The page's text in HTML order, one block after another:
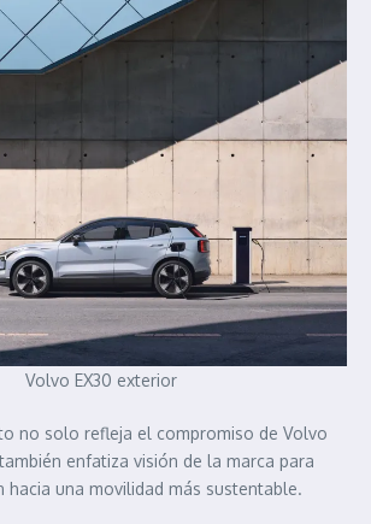
Volvo EX30 exterior
no solo refleja el compromiso de Volvo
enfatiza visión de la marca para
hacia una movilidad más sustentable.